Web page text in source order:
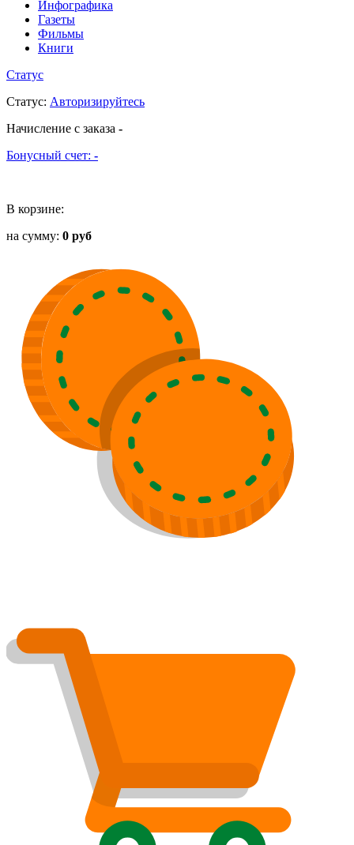
Инфографика
Газеты
Фильмы
Книги
Статус
Статус: Авторизируйтесь
Начисление с заказа -
Бонусный счет: -
В корзине:
на сумму: 0 руб